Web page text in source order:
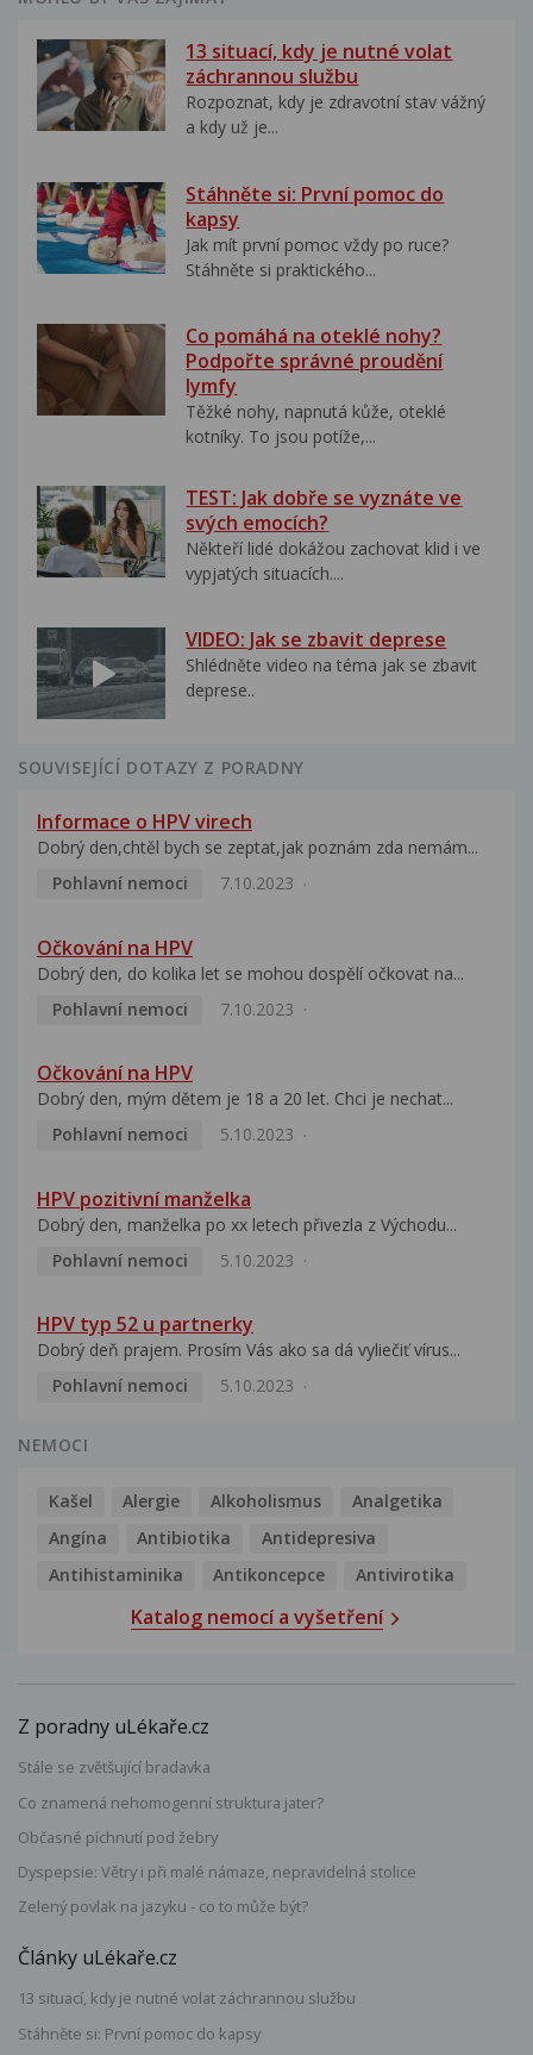
13 situací, kdy je nutné volat
záchrannou službu
Rozpoznat, kdy je zdravotní stav vážný
a kdy už je...
Stáhněte si: První pomoc do
kapsy
Jak mít první pomoc vždy po ruce?
Stáhněte si praktického...
Co pomáhá na oteklé nohy?
Podpořte správné proudění
lymfy
Těžké nohy, napnutá kůže, oteklé
kotníky. To jsou potíže,...
TEST: Jak dobře se vyznáte ve
svých emocích?
Někteří lidé dokážou zachovat klid i ve
vypjatých situacích....
VIDEO: Jak se zbavit deprese
Shlédněte video na téma jak se zbavit
deprese..
SOUVISEJÍCÍ DOTAZY Z PORADNY
Informace o HPV virech
Dobrý den,chtěl bych se zeptat,jak poznám zda nemám...
Pohlavní nemoci
7.10.2023
Očkování na HPV
Dobrý den, do kolika let se mohou dospělí očkovat na...
Pohlavní nemoci
7.10.2023
Očkování na HPV
Dobrý den, mým dětem je 18 a 20 let. Chci je nechat...
Pohlavní nemoci
5.10.2023
HPV pozitivní manželka
Dobrý den, manželka po xx letech přivezla z Východu...
Pohlavní nemoci
5.10.2023
HPV typ 52 u partnerky
Dobrý deň prajem. Prosím Vás ako sa dá vyliečiť vírus...
Pohlavní nemoci
5.10.2023
NEMOCI
Kašel Alergie Alkoholismus
Analgetika
Angína
Antibiotika
Antidepresiva
Antihistaminika
Antikoncepce Antivirotika
Katalog nemocí a vyšetření
Z poradny uLékaře.cz
Stále se zvětšující bradavka
Co znamená nehomogenní struktura jater?
Občasné píchnutí pod žebry
Dyspepsie: Větry i při malé námaze, nepravidelná stolice
Zelený povlak na jazyku - co to může být?
Články uLékaře.cz
13 situací, kdy je nutné volat záchrannou službu
Stáhněte si: První pomoc do kapsy